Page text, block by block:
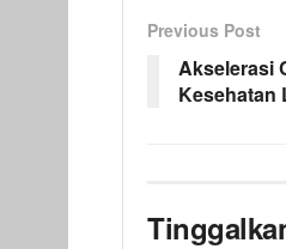
Previous Post
Akselerasi
Kesehatan